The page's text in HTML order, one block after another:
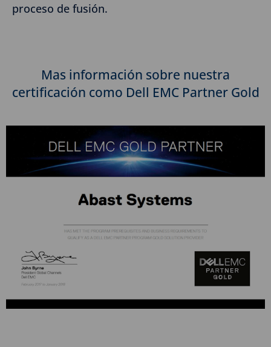
proceso de fusión.
Mas información sobre nuestra
certificación como Dell EMC Partner Gold